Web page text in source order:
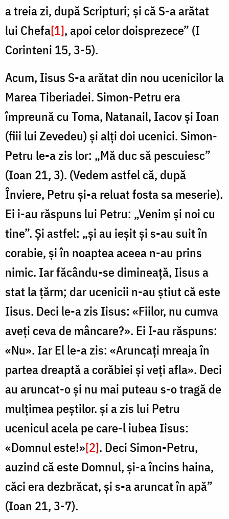
a treia zi, după Scripturi; şi că S-a arătat
lui Chefa[1], apoi celor doisprezece” (I
Corinteni 15, 3-5).
Acum, Iisus S-a arătat din nou ucenicilor la
Marea Tiberiadei. Simon-Petru era
împreună cu Toma, Natanail, Iacov şi Ioan
(fiii lui Zevedeu) şi alţi doi ucenici. Simon-
Petru le-a zis lor: „Mă duc să pescuiesc”
(Ioan 21, 3). (Vedem astfel că, după
Înviere, Petru şi-a reluat fosta sa meserie).
Ei i-au răspuns lui Petru: „Venim şi noi cu
tine”. Și astfel: „şi au ieşit şi s-au suit în
corabie, şi în noaptea aceea n-au prins
nimic. Iar făcându-se dimineaţă, Iisus a
stat la ţărm; dar ucenicii n-au ştiut că este
Iisus. Deci le-a zis Iisus: «Fiilor, nu cumva
aveţi ceva de mâncare?». Ei I-au răspuns:
«Nu». Iar El le-a zis: «Aruncaţi mreaja în
partea dreaptă a corăbiei şi veţi afla». Deci
au aruncat-o şi nu mai puteau s-o tragă de
mulţimea peştilor. şi a zis lui Petru
ucenicul acela pe care-l iubea Iisus:
«Domnul este!»[2]. Deci Simon-Petru,
auzind că este Domnul, şi-a încins haina,
căci era dezbrăcat, şi s-a aruncat în apă”
(Ioan 21, 3-7).